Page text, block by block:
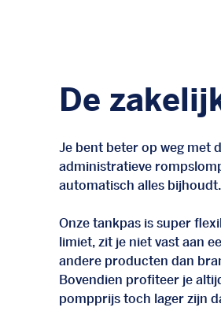
De
Je bent beter op weg met
administratieve
automatisch alles
Onze tankpas is super
limiet, zit je niet vast aan
andere producten dan
Bovendien profiteer je
pompprijs toch lager zijn